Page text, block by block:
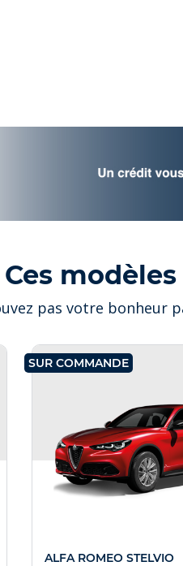
Ces
pas votre bonheur
SUR COMMANDE
ALFA ROMEO STELVIO